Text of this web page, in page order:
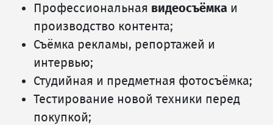
Профессиональная видеосъёмка и
производство контента;
Съёмка рекламы, репортажей и
интервью;
Студийная и предметная фотосъёмка;
Тестирование новой техники перед
покупкой;